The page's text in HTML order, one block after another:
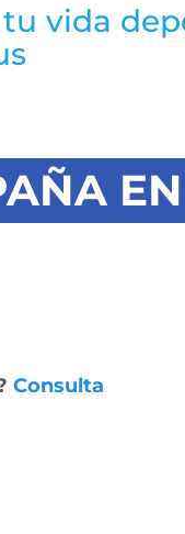
vida
Consulta